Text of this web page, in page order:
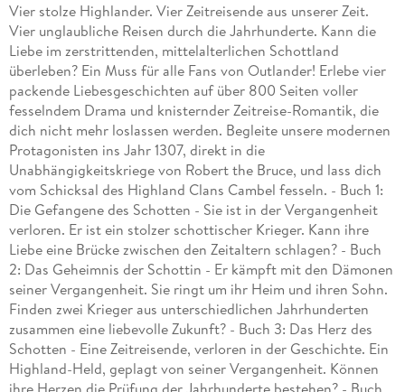
Vier stolze Highlander. Vier Zeitreisende aus unserer Zeit.
Vier unglaubliche Reisen durch die Jahrhunderte. Kann die
Liebe im zerstrittenden, mittelalterlichen Schottland
überleben? Ein Muss für alle Fans von Outlander! Erlebe vier
packende Liebesgeschichten auf über 800 Seiten voller
fesselndem Drama und knisternder Zeitreise-Romantik, die
dich nicht mehr loslassen werden. Begleite unsere modernen
Protagonisten ins Jahr 1307, direkt in die
Unabhängigkeitskriege von Robert the Bruce, und lass dich
vom Schicksal des Highland Clans Cambel fesseln. - Buch 1:
Die Gefangene des Schotten - Sie ist in der Vergangenheit
verloren. Er ist ein stolzer schottischer Krieger. Kann ihre
Liebe eine Brücke zwischen den Zeitaltern schlagen? - Buch
2: Das Geheimnis der Schottin - Er kämpft mit den Dämonen
seiner Vergangenheit. Sie ringt um ihr Heim und ihren Sohn.
Finden zwei Krieger aus unterschiedlichen Jahrhunderten
zusammen eine liebevolle Zukunft? - Buch 3: Das Herz des
Schotten - Eine Zeitreisende, verloren in der Geschichte. Ein
Highland-Held, geplagt von seiner Vergangenheit. Können